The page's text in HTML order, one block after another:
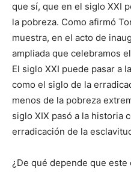
que sí, que en el siglo XXI
la pobreza. Como afirmó
muestra, en el acto de
ampliada que celebramos
El siglo XXI puede pasar a
como el siglo de la
menos de la pobreza
siglo XIX pasó a la historia
erradicación de la
¿De qué depende que